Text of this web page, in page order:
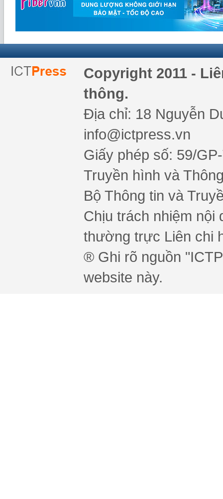
Copyright 2011 -
thông.
Địa chỉ: 18 Nguyễn
info@ictpress.vn
Giấy phép số: 59/
Truyền hình và
Bộ Thông tin và
Chịu trách nhiệm nội
thường trực Liên chi
® Ghi rõ nguồn
website này.